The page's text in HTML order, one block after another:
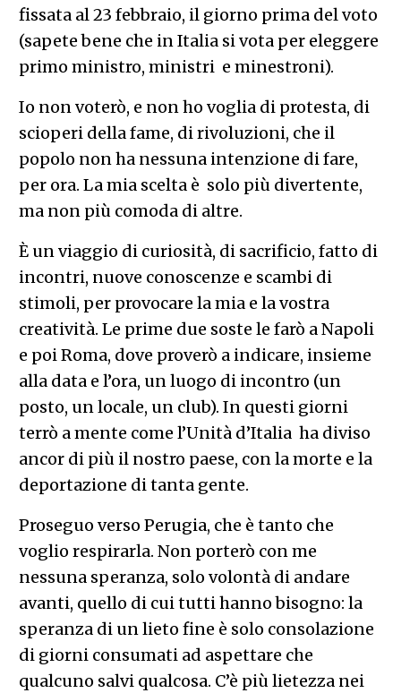
fissata al 23 febbraio, il giorno prima del voto
(sapete bene che in Italia si vota per eleggere
primo ministro, ministri e minestroni).
Io non voterò, e non ho voglia di protesta, di
scioperi della fame, di rivoluzioni, che il
popolo non ha nessuna intenzione di fare,
per ora. La mia scelta è solo più divertente,
ma non più comoda di altre.
È un viaggio di curiosità, di sacrificio, fatto di
incontri, nuove conoscenze e scambi di
stimoli, per provocare la mia e la vostra
creatività. Le prime due soste le farò a Napoli
e poi Roma, dove proverò a indicare, insieme
alla data e l’ora, un luogo di incontro (un
posto, un locale, un club). In questi giorni
terrò a mente come l’Unità d’Italia ha diviso
ancor di più il nostro paese, con la morte e la
deportazione di tanta gente.
Proseguo verso Perugia, che è tanto che
voglio respirarla. Non porterò con me
nessuna speranza, solo volontà di andare
avanti, quello di cui tutti hanno bisogno: la
speranza di un lieto fine è solo consolazione
di giorni consumati ad aspettare che
qualcuno salvi qualcosa. C’è più lietezza nei